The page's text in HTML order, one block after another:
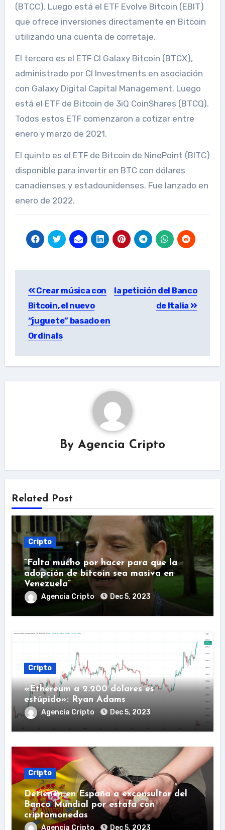
(BTCC). Luego está el ETF Evolve Bitcoin (EBIT)
que ofrece inversiones directamente en Bitcoin
utilizando una cuenta de corretaje.
El tercero es el ETF CI Galaxy Bitcoin (BTCX),
administrado por CI Investments en asociación
con Galaxy Digital Capital Management. Luego
está el ETF de Bitcoin de 3iQ CoinShares (BTCQ).
Todos estos ETF comenzaron a cotizar entre
enero y marzo de 2021.
El quinto es el ETF de Bitcoin de NinePoint (BITC)
disponible para invertir en BTC con dólares
canadienses y estadounidenses. Fue lanzado en
enero de 2022.
navigation
Crear música con
Bitcoin, el nuevo
“juguete” basado en
Ordinals
la petición del Banco
de Italia
By Agencia Cripto
Related Post
Cripto
“Falta mucho por hacer para que la
adopción de bitcoin sea masiva en
Venezuela”
Agencia Cripto Dec 5, 2023
Cripto
«Ethereum a 2.200 dólares es
estúpido»: Ryan Adams
Agencia Cripto Dec 5, 2023
Cripto
Detienen en España a exconsultor del
Banco Mundial por estafa con
criptomonedas
Agencia Cripto Dec 5, 2023